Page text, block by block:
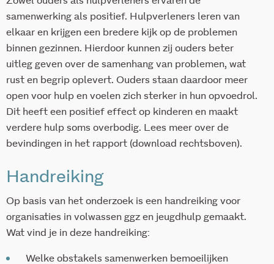
samenwerking als positief. Hulpverleners leren van
elkaar en krijgen een bredere kijk op de problemen
binnen gezinnen. Hierdoor kunnen zij ouders beter
uitleg geven over de samenhang van problemen, wat
rust en begrip oplevert. Ouders staan daardoor meer
open voor hulp en voelen zich sterker in hun opvoedrol.
Dit heeft een positief effect op kinderen en maakt
verdere hulp soms overbodig. Lees meer over de
bevindingen in het rapport (download rechtsboven).
Handreiking
Op basis van het onderzoek is een handreiking voor
organisaties in volwassen ggz en jeugdhulp gemaakt.
Wat vind je in deze handreiking:
Welke obstakels samenwerken bemoeilijken